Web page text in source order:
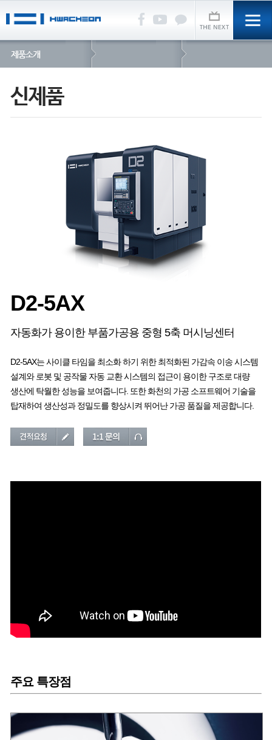
제품소개
신제품
D2-5AX
자동화가 용이한 부품가공용 중형 5축 머시닝센터
D2-5AX는 사이클 타임을 최소화 하기 위한 최적화된 가감속 이송 시스템
설계와 로봇 및 공작물 자동 교환 시스템의 접근이 용이한 구조로 대량
생산에 탁월한 성능을 보여줍니다. 또한 화천의 가공 소프트웨어 기술을
탑재하여 생산성과 정밀도를 향상시켜 뛰어난 가공 품질을 제공합니다.
주요 특장점